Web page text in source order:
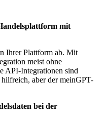
mit
Ihrer Plattform ab. Mit
meist ohne
API-Integrationen sind
aber der meinGPT-
bei der